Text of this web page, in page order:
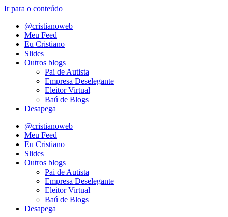
Ir para o conteúdo
@cristianoweb
Meu Feed
Eu Cristiano
Slides
Outros blogs
Pai de Autista
Empresa Deselegante
Eleitor Virtual
Baú de Blogs
Desapega
@cristianoweb
Meu Feed
Eu Cristiano
Slides
Outros blogs
Pai de Autista
Empresa Deselegante
Eleitor Virtual
Baú de Blogs
Desapega